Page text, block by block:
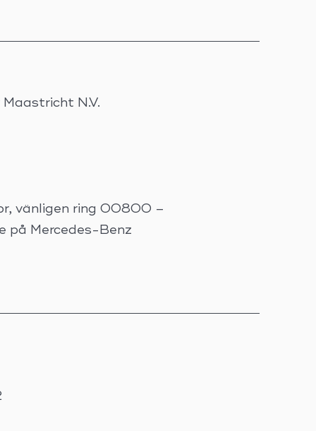
N.V.
vänligen ring 00800 –
på Mercedes-Benz